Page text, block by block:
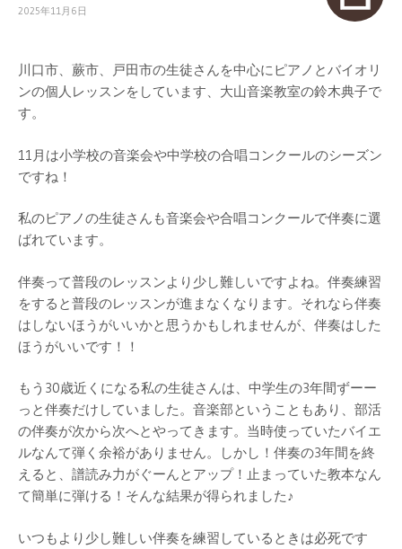
2025年11月6日
川口市、蕨市、戸田市の生徒さんを中心にピアノとバイオリ
ンの個人レッスンをしています、大山音楽教室の鈴木典子で
す。
11月は小学校の音楽会や中学校の合唱コンクールのシーズン
ですね！
私のピアノの生徒さんも音楽会や合唱コンクールで伴奏に選
ばれています。
伴奏って普段のレッスンより少し難しいですよね。伴奏練習
をすると普段のレッスンが進まなくなります。それなら伴奏
はしないほうがいいかと思うかもしれませんが、伴奏はした
ほうがいいです！！
もう30歳近くになる私の生徒さんは、中学生の3年間ずーー
っと伴奏だけしていました。音楽部ということもあり、部活
の伴奏が次から次へとやってきます。当時使っていたバイエ
ルなんて弾く余裕がありません。しかし！伴奏の3年間を終
えると、譜読み力がぐーんとアップ！止まっていた教本なん
て簡単に弾ける！そんな結果が得られました♪
いつもより少し難しい伴奏を練習しているときは必死です